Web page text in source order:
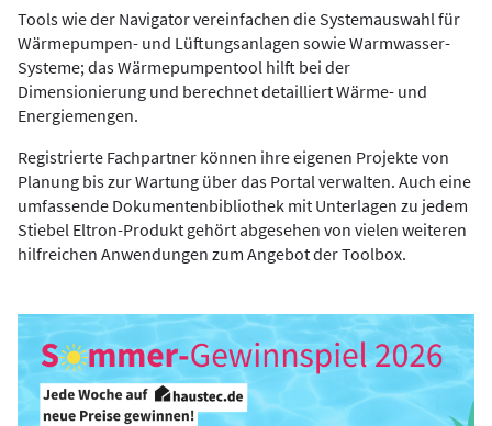
Tools wie der Navigator vereinfachen die Systemauswahl für
Wärmepumpen- und Lüftungsanlagen sowie Warmwasser-
Systeme; das Wärmepumpentool hilft bei der
Dimensionierung und berechnet detailliert Wärme- und
Energiemengen.
Registrierte Fachpartner können ihre eigenen Projekte von
Planung bis zur Wartung über das Portal verwalten. Auch eine
umfassende Dokumentenbibliothek mit Unterlagen zu jedem
Stiebel Eltron-Produkt gehört abgesehen von vielen weiteren
hilfreichen Anwendungen zum Angebot der Toolbox.